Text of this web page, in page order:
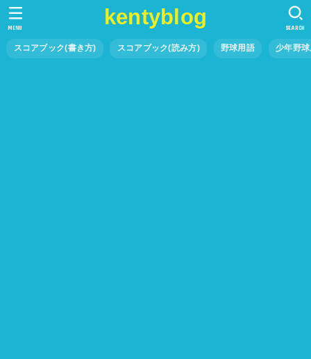
kentyblog
スコアブック(書き方) スコアブック(読み方) 野球用語 少年野
SEARCH
MENU